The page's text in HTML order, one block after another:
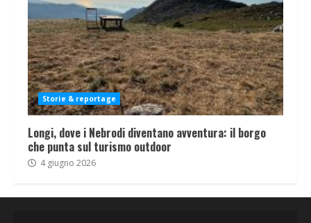
Storie & reportage
Longi, dove i Nebrodi diventano avventura: il borgo
che punta sul turismo outdoor
4 giugno 2026